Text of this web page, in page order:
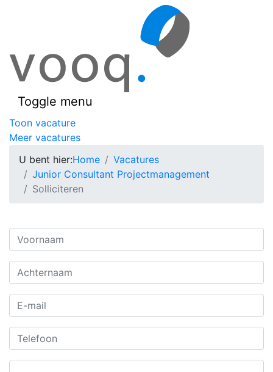
Toggle menu
Toon vacature
Meer vacatures
U bent hier:Home
Vacatures
Junior Consultant Projectmanagement
Solliciteren